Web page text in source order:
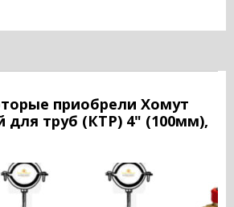
приобрели Хомут
для труб (КТР) 4" (100мм),